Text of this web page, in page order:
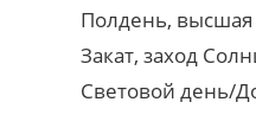
Полдень, высшая
Закат, заход
Световой день/